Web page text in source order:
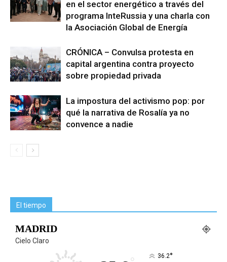
en el sector energético a través del
programa InteRussia y una charla con
la Asociación Global de Energía
CRÓNICA – Convulsa protesta en
capital argentina contra proyecto
sobre propiedad privada
La impostura del activismo pop: por
qué la narrativa de Rosalía ya no
convence a nadie
El tiempo
MADRID
Cielo Claro
36.2°